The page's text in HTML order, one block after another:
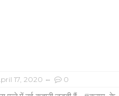
17, 2020 0